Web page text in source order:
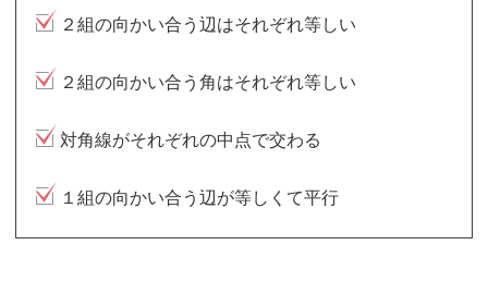
２組の向かい合う辺はそれぞれ等しい
２組の向かい合う角はそれぞれ等しい
対角線がそれぞれの中点で交わる
１組の向かい合う辺が等しくて平行